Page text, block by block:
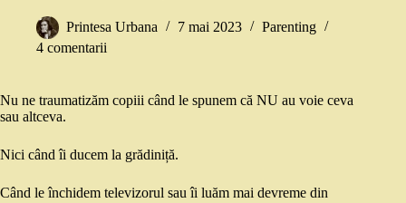
Printesa Urbana 7 mai 2023
Parenting
4 comentarii
Nu ne traumatizăm copiii când le spunem că NU au voie ceva
sau altceva.
Nici când îi ducem la grădiniță.
Când le închidem televizorul sau îi luăm mai devreme din